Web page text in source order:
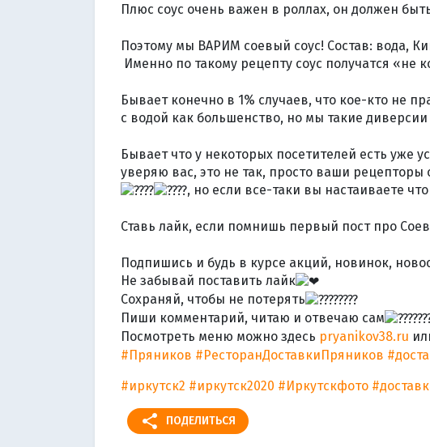
Плюс соус очень важен в роллах, он должен
Поэтому мы ВАРИМ соевый соус! Состав: вода,
Именно по такому рецепту соус получатся «не
Бывает конечно в 1% случаев, что кое-кто не
с водой как большенство, но мы такие
Бывает что у некоторых посетителей есть
уверяю вас, это не так, просто ваши
, но если все-таки вы настаиваете
Ставь лайк, если помнишь первый пост про
Подпишись и будь в курсе акций, новинок,
Не забывай поставить лайк
Сохраняй, чтобы не потерять
Пиши комментарий, читаю и отвечаю сам
Посмотреть меню можно здесь pryanikov38.ru
#Пряников #РесторанДоставкиПряников
#иркутск2 #иркутск2020 #Иркутскфото
share ПОДЕЛИТЬСЯ